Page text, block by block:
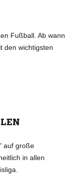
Fußball. Ab wann
den wichtigsten
auf große
in allen